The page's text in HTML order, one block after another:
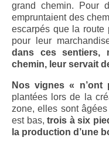
Vins secs
Le Secret
rouge sec 2015
rouge sec 2016
Le Secret
rouge sec 2017
grand chemin. Pour
empruntaient des
escarpés que la route
pour leur
dans ces sentiers,
chemin, leur servait
Nos vignes « n’ont
plantées lors de la
zone, elles sont
est bas, trois à six
la production d’une